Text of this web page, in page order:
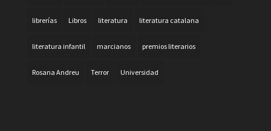
librerías Libros literatura literatura catalana
literatura infantil marcianos premios literarios
Rosana Andreu Terror Universidad